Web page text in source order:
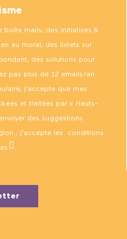
boîte mails, des initiatives &
au moral, des livrets sur
des solutions pour
pas plus de 12 emails/an
j’accepte que mes
et traitées par « Hauts-
des suggestions
; j’accepte les conditions
.